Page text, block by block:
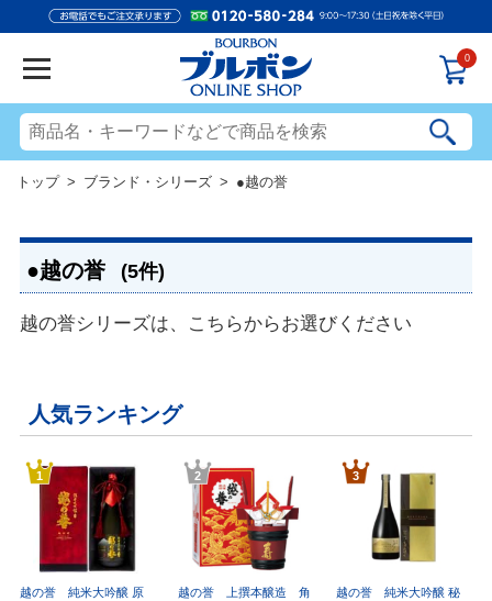
0
トップ> ブランド・シリーズ > ●越の誉
●越の誉 (5件)
越の誉シリーズは、こちらからお選びください
人気ランキング
1
越の誉 純米大吟醸 原
2
越の誉 上撰本醸造 角
3
越の誉 純米大吟醸 秘